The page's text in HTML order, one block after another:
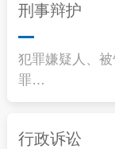
刑事辩护
犯罪嫌疑人、
罪…
行政诉讼